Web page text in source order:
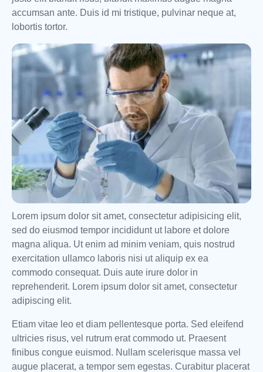
accumsan ante. Duis id mi tristique, pulvinar neque at,
lobortis tortor.
Lorem ipsum dolor sit amet, consectetur adipisicing elit,
sed do eiusmod tempor incididunt ut labore et dolore
magna aliqua. Ut enim ad minim veniam, quis nostrud
exercitation ullamco laboris nisi ut aliquip ex ea
commodo consequat. Duis aute irure dolor in
reprehenderit. Lorem ipsum dolor sit amet, consectetur
adipiscing elit.
Etiam vitae leo et diam pellentesque porta. Sed eleifend
ultricies risus, vel rutrum erat commodo ut. Praesent
finibus congue euismod. Nullam scelerisque massa vel
augue placerat, a tempor sem egestas. Curabitur placerat